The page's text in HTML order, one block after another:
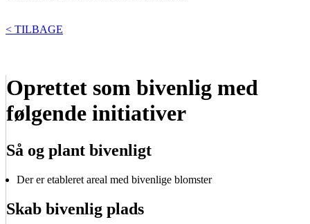
< TILBAGE
Oprettet som bivenlig med
følgende initiativer
Så og plant bivenligt
Der er etableret areal med bivenlige blomster
Skab bivenlig plads